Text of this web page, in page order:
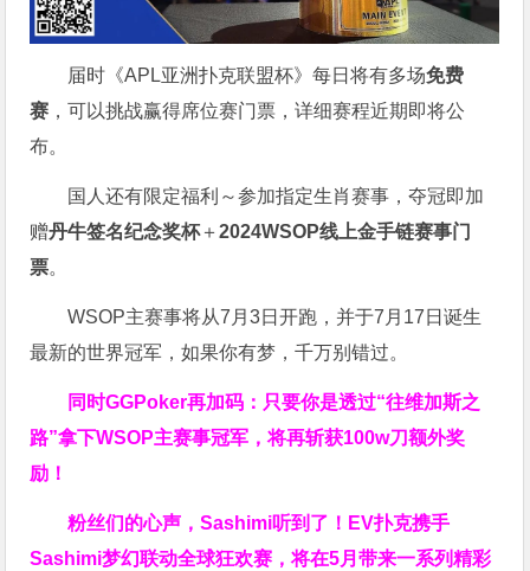
届时《APL亚洲扑克联盟杯》每日将有多场免费
赛 ，可以挑战赢得席位赛门票，详细赛程近期即将公
布。
国人还有限定福利～参加指定生肖赛事，夺冠即加
赠丹牛签名纪念奖杯＋2024WSOP线上金手链赛事门
票。
WSOP主赛事将从7月3日开跑，并于7月17日诞生
最新的世界冠军，如果你有梦，千万别错过。
同时GGPoker再加码：只要你是透过“往维加斯之
路”拿下WSOP主赛事冠军，将再斩获100w刀额外奖
励！
粉丝们的心声，Sashimi听到了！EV扑克携手
Sashimi梦幻联动全球狂欢赛，将在5月带来一系列精彩